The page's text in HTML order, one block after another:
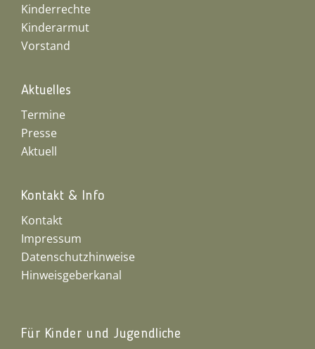
Kinderrechte
Kinderarmut
Vorstand
Aktuelles
Termine
Presse
Aktuell
Kontakt & Info
Kontakt
Impressum
Datenschutzhinweise
Hinweisgeberkanal
Für Kinder und Jugendliche